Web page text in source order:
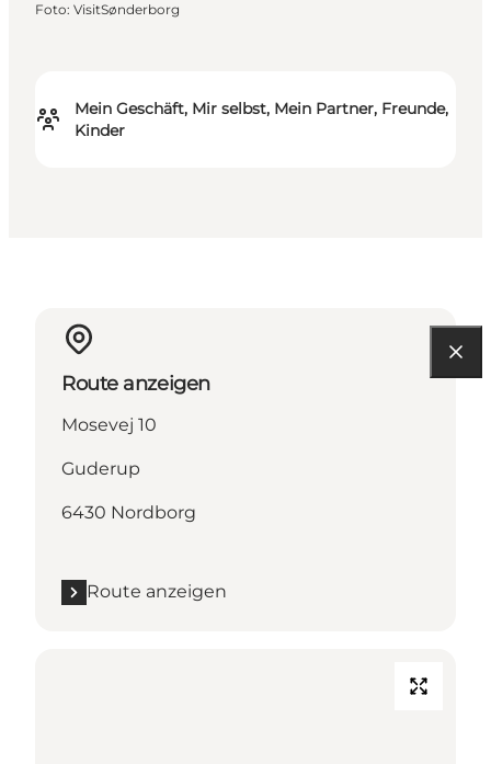
Mein Geschäft, Mir selbst, Mein Partner, Freunde,
Kinder
Foto: VisitSønderborg
Route anzeigen
Mosevej 10
Guderup
6430 Nordborg
Route anzeigen